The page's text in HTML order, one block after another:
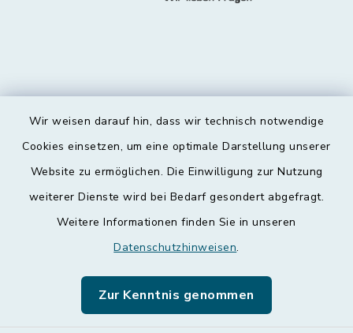
Wir weisen darauf hin, dass wir technisch notwendige
Cookies einsetzen, um eine optimale Darstellung unserer
Website zu ermöglichen. Die Einwilligung zur Nutzung
weiterer Dienste wird bei Bedarf gesondert abgefragt.
Weitere Informationen finden Sie in unseren
Datenschutzhinweisen.
Zur Kenntnis genommen
Kontakt
Datenschutz
Leichte Sprache